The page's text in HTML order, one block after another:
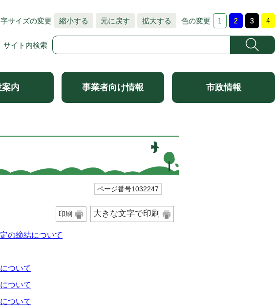
サイズの変更 縮小する 元に戻す 拡大する 色の変更
サイト内検索
内 事業者向け情報 市政情報
ページ番号1032247
印刷 大きな文字で印刷
の締結について
ついて
ついて
ついて